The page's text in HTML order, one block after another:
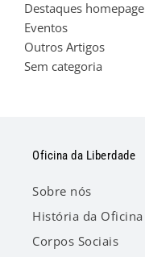
Destaques homepage
Eventos
Outros Artigos
Sem categoria
Oficina da Liberdade
Sobre nós
História da Oficina
Corpos Sociais